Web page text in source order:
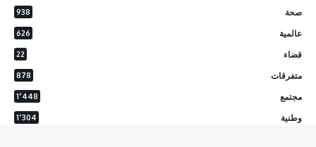
صحة 938
عالمية 626
قضاء 22
متفرقات 878
مجتمع 1٬448
وطنية 1٬304